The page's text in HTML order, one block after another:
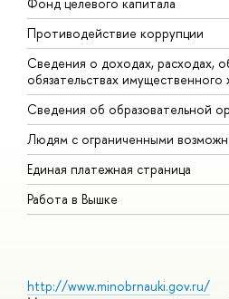
Противодействие коррупции
Сведения о доходах, расходах,
обязательствах имущественного
Сведения об образовательной
Людям с ограниченными
Единая платежная страница
Работа в Вышке
http://www.minobrnauki.gov.ru/